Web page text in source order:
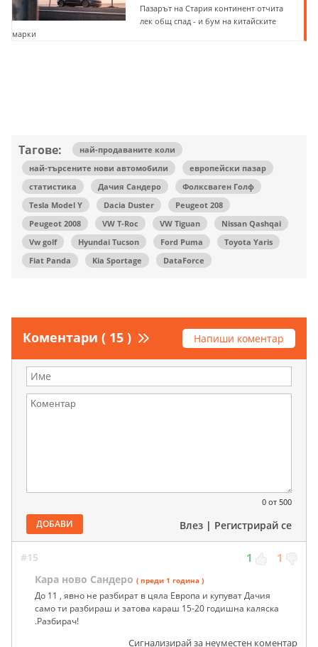
Пазарът на Стария континент отчита
лек общ спад - и бум на китайските
марки
Тагове:
най-продаваните коли
най-търсените нови автомобили
европейски пазар
статистика
Дачия Сандеро
Фолксваген Голф
Tesla Model Y
Dacia Duster
Peugeot 208
Peugeot 2008
VW T-Roc VW Tiguan
Nissan Qashqai
Vw golf
Hyundai Tucson Ford Puma
Toyota Yaris
Fiat Panda
Kia Sportage DataForce
Коментари ( 15 ) Напиши коментар
0 от 500
ДОБАВИ Влез | Регистрирай се
#15 1 1
Кара ново Сандеро ( преди 1 година )
До 11 , явно не разбират в цяла Европа и купуват Дачия
само ти разбираш и затова караш 15-20 годишна каляска
.Разбирач!
Сигнализирай за неуместен коментар